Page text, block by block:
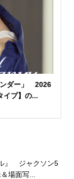
ンダー」 2026
イプ】の...
』 ジャクソン5
場面写...